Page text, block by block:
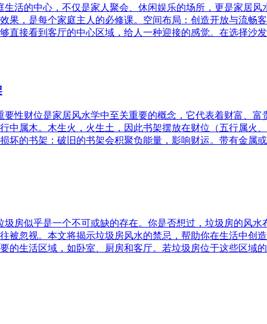
活的中心，不仅是家人聚会、休闲娱乐的场所，更是家居
果，是每个家庭主人的必修课。空间布局：创造开放与流畅
直接看到客厅的中心区域，给人一种迎接的感觉。在选择沙
性财位是家居风水学中至关重要的概念，它代表着财富、
中属木。木生火，火生土，因此书架摆放在财位（五行属火
坏的书架：破旧的书架会积聚负能量，影响财运。带有金属
房似乎是一个不可或缺的存在。你是否想过，垃圾房的风
被忽视。本文将揭示垃圾房风水的禁忌，帮助你在生活中创
的生活区域，如卧室、厨房和客厅。若垃圾房位于这些区域